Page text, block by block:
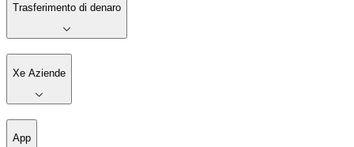
Trasferimento di denaro
Xe Aziende
App